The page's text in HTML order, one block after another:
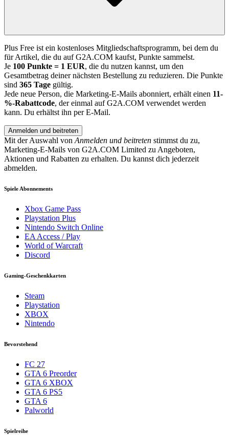
Plus Free ist ein kostenloses Mitgliedschaftsprogramm, bei dem du
für Artikel, die du auf G2A.COM kaufst, Punkte sammelst.
Je 100 Punkte = 1 EUR, die du nutzen kannst, um den
Gesamtbetrag deiner nächsten Bestellung zu reduzieren. Die Punkte
sind 365 Tage gültig.
Jede neue Person, die Marketing-E-Mails abonniert, erhält einen 11-
%-Rabattcode, der einmal auf G2A.COM verwendet werden
kann. Du erhältst ihn per E-Mail.
Anmelden und beitreten
Mit der Auswahl von Anmelden und beitreten stimmst du zu,
Marketing-E-Mails von G2A.COM Limited zu Angeboten,
Aktionen und Rabatten zu erhalten. Du kannst dich jederzeit
abmelden.
Spiele Abonnements
Xbox Game Pass
Playstation Plus
Nintendo Switch Online
EA Access / Play
World of Warcraft
Discord
Gaming-Geschenkkarten
Steam
Playstation
XBOX
Nintendo
Bevorstehend
FC 27
GTA 6 Preorder
GTA 6 XBOX
GTA 6 PS5
GTA 6
Palworld
Spielreihe